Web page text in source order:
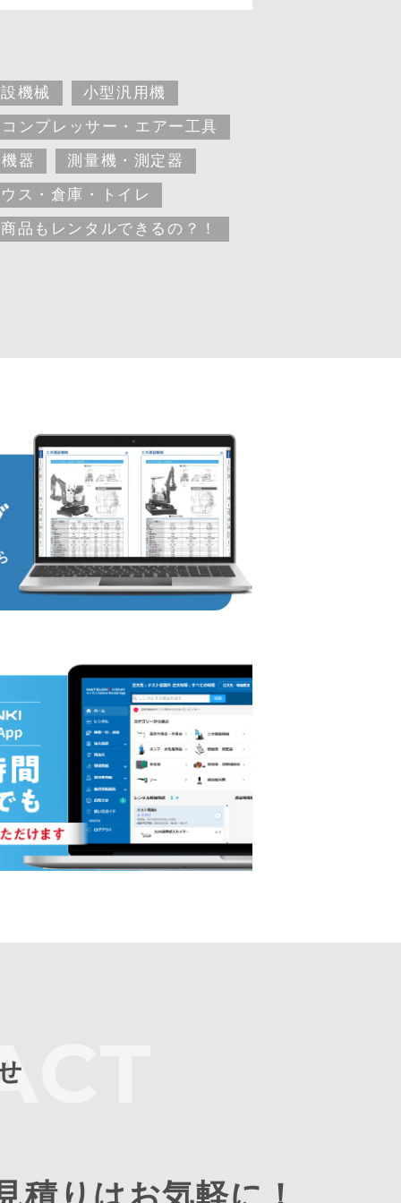
機械
小型汎用機
コンプレッサー・エアー工具
器
測量機・測定器
ス・倉庫・トイレ
品もレンタルできるの？！
積りはお気軽に！